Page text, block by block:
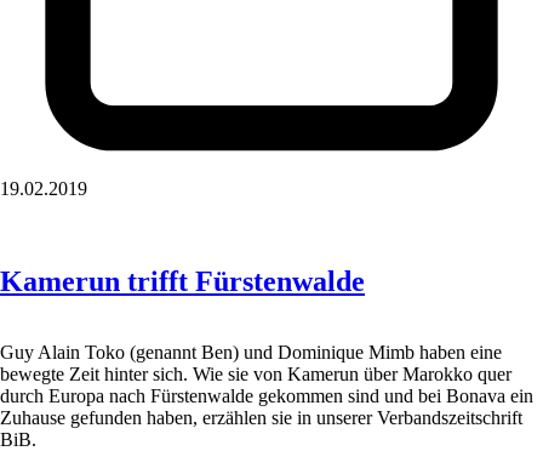
19.02.2019
Kamerun trifft Fürstenwalde
Guy Alain Toko (genannt Ben) und Dominique Mimb haben eine
bewegte Zeit hinter sich. Wie sie von Kamerun über Marokko quer
durch Europa nach Fürstenwalde gekommen sind und bei Bonava ein
Zuhause gefunden haben, erzählen sie in unserer Verbandszeitschrift
BiB.